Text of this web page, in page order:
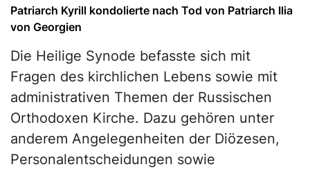
Patriarch Kyrill kondolierte nach Tod von Patriarch Ilia
von Georgien
Die Heilige Synode befasste sich mit
Fragen des kirchlichen Lebens sowie mit
administrativen Themen der Russischen
Orthodoxen Kirche. Dazu gehören unter
anderem Angelegenheiten der Diözesen,
Personalentscheidungen sowie